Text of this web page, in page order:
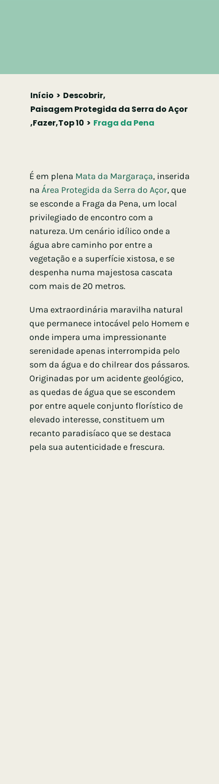
Início Descobrir,
Paisagem Protegida da Serra do Açor
,Fazer,Top 10 Fraga da Pena
É em plena Mata da Margaraça, inserida
na Área Protegida da Serra do Açor, que
se esconde a Fraga da Pena, um local
privilegiado de encontro com a
natureza. Um cenário idílico onde a
água abre caminho por entre a
vegetação e a superfície xistosa, e se
despenha numa majestosa cascata
com mais de 20 metros.
Uma extraordinária maravilha natural
que permanece intocável pelo Homem e
onde impera uma impressionante
serenidade apenas interrompida pelo
som da água e do chilrear dos pássaros.
Originadas por um acidente geológico,
as quedas de água que se escondem
por entre aquele conjunto florístico de
elevado interesse, constituem um
recanto paradisíaco que se destaca
pela sua autenticidade e frescura.